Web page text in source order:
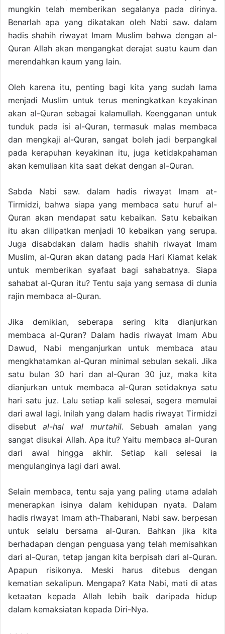
mungkin telah memberikan segalanya pada dirinya.
Benarlah apa yang dikatakan oleh Nabi saw. dalam
hadis shahih riwayat Imam Muslim bahwa dengan al-
Quran Allah akan mengangkat derajat suatu kaum dan
merendahkan kaum yang lain.
Oleh karena itu, penting bagi kita yang sudah lama
menjadi Muslim untuk terus meningkatkan keyakinan
akan al-Quran sebagai kalamullah. Keengganan untuk
tunduk pada isi al-Quran, termasuk malas membaca
dan mengkaji al-Quran, sangat boleh jadi berpangkal
pada kerapuhan keyakinan itu, juga ketidakpahaman
akan kemuliaan kita saat dekat dengan al-Quran.
Sabda Nabi saw. dalam hadis riwayat Imam at-
Tirmidzi, bahwa siapa yang membaca satu huruf al-
Quran akan mendapat satu kebaikan. Satu kebaikan
itu akan dilipatkan menjadi 10 kebaikan yang serupa.
Juga disabdakan dalam hadis shahih riwayat Imam
Muslim, al-Quran akan datang pada Hari Kiamat kelak
untuk memberikan syafaat bagi sahabatnya. Siapa
sahabat al-Quran itu? Tentu saja yang semasa di dunia
rajin membaca al-Quran.
Jika demikian, seberapa sering kita dianjurkan
membaca al-Quran? Dalam hadis riwayat Imam Abu
Dawud, Nabi menganjurkan untuk membaca atau
mengkhatamkan al-Quran minimal sebulan sekali. Jika
satu bulan 30 hari dan al-Quran 30 juz, maka kita
dianjurkan untuk membaca al-Quran setidaknya satu
hari satu juz. Lalu setiap kali selesai, segera memulai
dari awal lagi. Inilah yang dalam hadis riwayat Tirmidzi
disebutal-hal wal murtahil. Sebuah amalan yang
sangat disukai Allah. Apa itu? Yaitu membaca al-Quran
dari awal hingga akhir. Setiap kali selesai ia
mengulanginya lagi dari awal.
Selain membaca, tentu saja yang paling utama adalah
menerapkan isinya dalam kehidupan nyata. Dalam
hadis riwayat Imam ath-Thabarani, Nabi saw. berpesan
untuk selalu bersama al-Quran. Bahkan jika kita
berhadapan dengan penguasa yang telah memisahkan
dari al-Quran, tetap jangan kita berpisah dari al-Quran.
Apapun risikonya. Meski harus ditebus dengan
kematian sekalipun. Mengapa? Kata Nabi, mati di atas
ketaatan kepada Allah lebih baik daripada hidup
dalam kemaksiatan kepada Diri-Nya.